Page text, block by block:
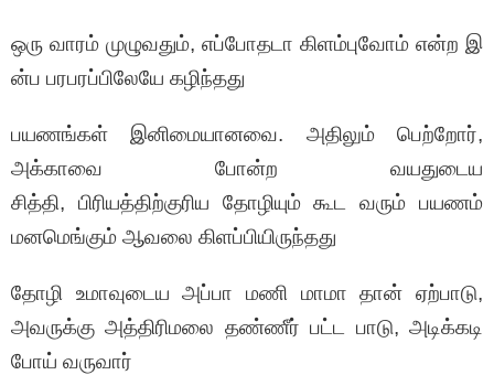
ஒரு வாரம் முழுவதும், எப்போதடா கிளம்புவோம் என்ற இ
ன்ப பரபரப்பிலேயே கழிந்தது
பயணங்கள் இனிமையானவை. அதிலும் பெற்றோர்,
அக்காவை போன்ற வயதுடைய
சித்தி, பிரியத்திற்குரிய தோழியும் கூட வரும் பயணம்
மனமெங்கும் ஆவலை கிளப்பியிருந்தது
தோழி உமாவுடைய அப்பா மணி மாமா தான் ஏற்பாடு,
அவருக்கு அத்திரிமலை தண்ணீர் பட்ட பாடு, அடிக்கடி
போய் வருவார்